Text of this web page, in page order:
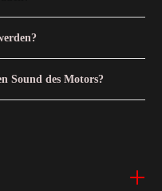
Sound des Motors?